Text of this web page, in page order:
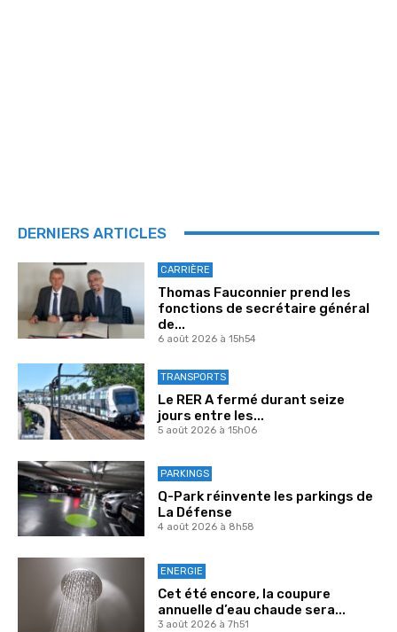
DERNIERS ARTICLES
CARRIÈRE
Thomas Fauconnier prend les
fonctions de secrétaire général
de...
6 août 2026 à 15h54
TRANSPORTS
Le RER A fermé durant seize
jours entre les...
5 août 2026 à 15h06
PARKINGS
Q-Park réinvente les parkings de
La Défense
4 août 2026 à 8h58
ENERGIE
Cet été encore, la coupure
annuelle d’eau chaude sera...
3 août 2026 à 7h51